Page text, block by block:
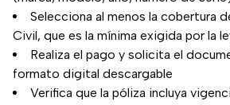
Selecciona al menos la cobertura
Civil, que es la mínima exigida por la
Realiza el pago y solicita el
formato digital descargable
Verifica que la póliza incluya